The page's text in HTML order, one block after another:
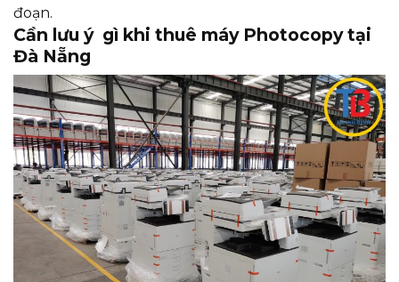
đoạn.
Cần lưu ý gì khi thuê máy Photocopy tại
Đà Nẵng